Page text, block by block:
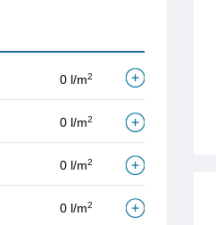
0 l/m2
0 l/m2
0 l/m2
0 l/m2